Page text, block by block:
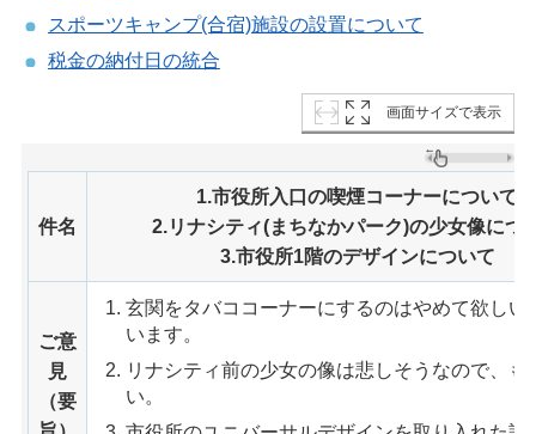
スポーツキャンプ(合宿)施設の設置について
税金の納付日の統合
画面サイズで表示
件名
1.市役所入口の喫煙コーナーについて
2.リナシティ(まちなかパーク)の少女像につ
3.市役所1階のデザインについて
ご意
見
（要
玄関をタバココーナーにするのはやめて欲し
います。
リナシティ前の少女の像は悲しそうなので、
い。